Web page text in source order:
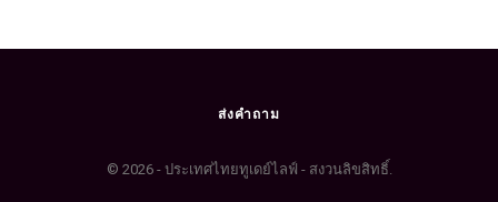
ส่งคำถาม
© 2026 - ประเทศไทยทูเดย์ไลฟ์ - สงวนลิขสิทธิ์.